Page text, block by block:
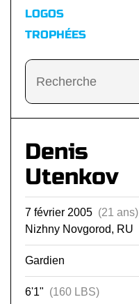
LOGOS
TROPHÉES
Denis
Utenkov
7 février 2005 (21 ans)
Nizhny Novgorod, RU
Gardien
6'1" (160 LBS)